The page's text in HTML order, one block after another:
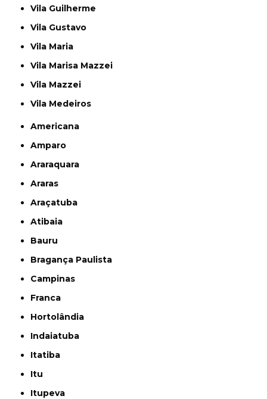
Vila Guilherme
Vila Gustavo
Vila Maria
Vila Marisa Mazzei
Vila Mazzei
Vila Medeiros
Americana
Amparo
Araraquara
Araras
Araçatuba
Atibaia
Bauru
Bragança Paulista
Campinas
Franca
Hortolândia
Indaiatuba
Itatiba
Itu
Itupeva